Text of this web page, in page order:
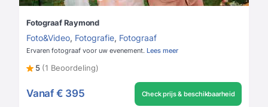
Fotograaf Raymond
Foto&Video, Fotografie, Fotograaf
Ervaren fotograaf voor uw evenement. Lees meer
5 (1 Beoordeling)
Vanaf € 395 Check prijs & beschikbaarheid